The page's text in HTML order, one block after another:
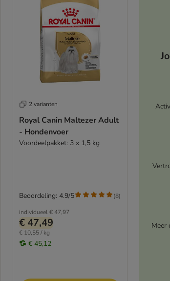
2 varianten
Royal Canin Maltezer Adult
- Hondenvoer
Voordeelpakket: 3 x 1,5 kg
individueel € 47,97
€ 47,49
€ 10,55 / kg
€ 45,12
Beoordeling: 4.9/5 (8)
Meer